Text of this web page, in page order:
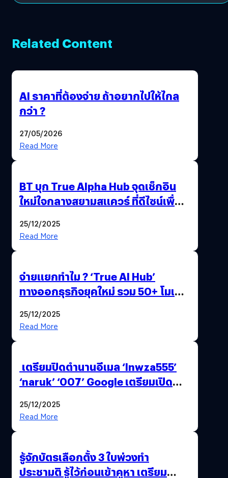
Related Content
AI ราคาที่ต้องจ่าย ถ้าอยากไปให้ไกล
กว่า ?
27/05/2026
Read More
BT บุก True Alpha Hub จุดเช็กอิน
ใหม่ใจกลางสยามสแควร์ ที่ดีไซน์เพื่อ
25/12/2025
Read More
จ่ายแยกทำไม ? ‘True AI Hub’
ทางออกธุรกิจยุคใหม่ รวม 50+ โมเดล
25/12/2025
Read More
เตรียมปิดตำนานอีเมล ‘lnwza555’
‘naruk’ ‘007’ Google เตรียมเปิด
25/12/2025
Read More
รู้จักบัตรเลือกตั้ง 3 ใบพ่วงทำ
ประชามติ รู้ไว้ก่อนเข้าคูหา เตรียม